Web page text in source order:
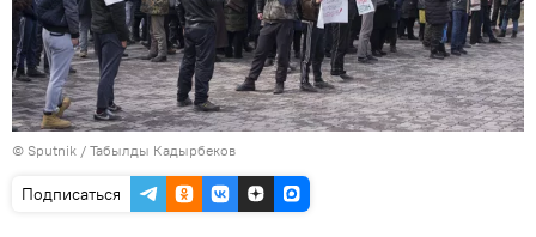
© Sputnik / Табылды Кадырбеков
Подписаться